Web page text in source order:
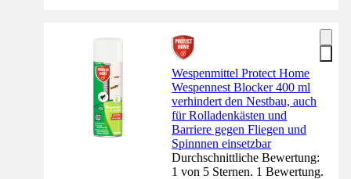
Wespenmittel Protect Home
Wespennest Blocker 400 ml
verhindert den Nestbau, auch
für Rolladenkästen und
Barriere gegen Fliegen und
Spinnnen einsetzbar
Durchschnittliche Bewertung:
1 von 5 Sternen. 1 Bewertung.